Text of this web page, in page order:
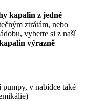
kapalin z jedné
ztrátám, nebo
vyberte si z naší
výrazně
pumpy, v nabídce také